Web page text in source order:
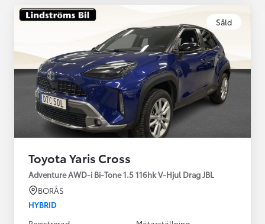
Såld
Toyota Yaris Cross
Adventure AWD-i Bi-Tone 1.5 116hk V-Hjul Drag JBL
BORÅS
HYBRID